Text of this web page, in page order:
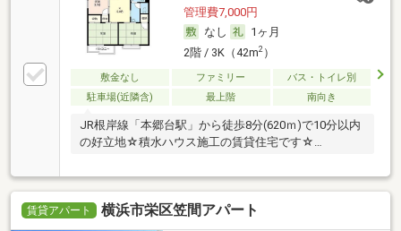
管理費7,000円
なし
1ヶ月
2階 / 3K（42m2）
敷金なし ファミリー
バス・トイレ別
駐車場(近隣含)
最上階 南向き
JR根岸線「本郷台駅」から徒歩8分(620ｍ)で10分以内
の好立地☆積水ハウス施工の賃貸住宅です☆…
賃貸アパート 横浜市栄区笠間アパート